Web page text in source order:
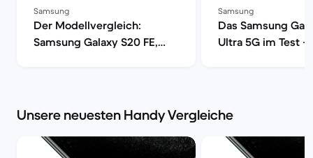
Samsung
Der Modellvergleich:
Samsung Galaxy S20 FE,
Samsung
Das Samsung
Ultra 5G im Test –
Unsere neuesten Handy Vergleiche